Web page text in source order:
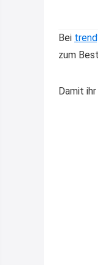
Bei
zum
Damit